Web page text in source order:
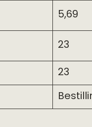
5,69
23
23